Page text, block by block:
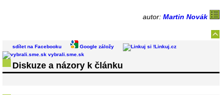
autor: Martin Novák
sdílet na Facebooku Google záložy
Linkuj.cz
vybrali.sme.sk
Diskuze a názory k článku